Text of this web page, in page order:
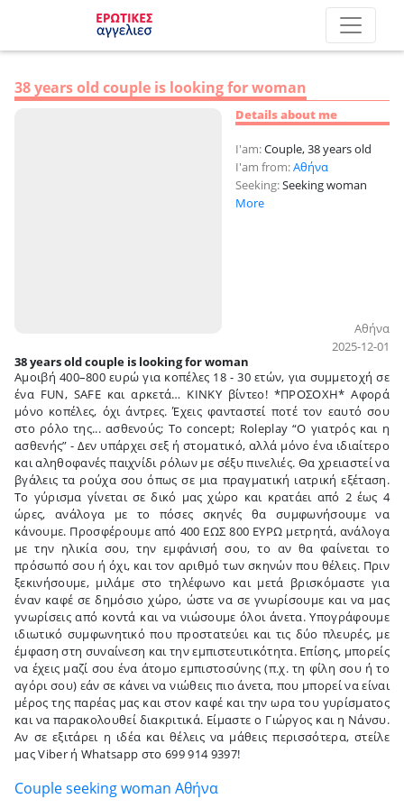
38 years old couple is looking for woman
Details about me
I'am:Couple, 38 years old
I'am from:Αθήνα
Seeking:Seeking woman
More
Αθήνα
2025-12-01
38 years old couple is looking for woman
Αμοιβή 400–800 ευρώ για κοπέλες 18 - 30 ετών, για συμμετοχή σε
ένα FUN, SAFE και αρκετά… KINKY βίντεο! *ΠΡΟΣΟΧΗ* Αφορά
μόνο κοπέλες, όχι άντρες. Έχεις φανταστεί ποτέ τον εαυτό σου
στο ρόλο της... ασθενούς; Το concept; Roleplay “Ο γιατρός και η
ασθενής” - Δεν υπάρχει σεξ ή στοματικό, αλλά μόνο ένα ιδιαίτερο
και αληθοφανές παιχνίδι ρόλων με σέξυ πινελιές. Θα χρειαστεί να
βγάλεις τα ρούχα σου όπως σε μια πραγματική ιατρική εξέταση.
Το γύρισμα γίνεται σε δικό μας χώρο και κρατάει από 2 έως 4
ώρες, ανάλογα με το πόσες σκηνές θα συμφωνήσουμε να
κάνουμε. Προσφέρουμε από 400 ΕΩΣ 800 ΕΥΡΩ μετρητά, ανάλογα
με την ηλικία σου, την εμφάνισή σου, το αν θα φαίνεται το
πρόσωπό σου ή όχι, και τον αριθμό των σκηνών που θέλεις. Πριν
ξεκινήσουμε, μιλάμε στο τηλέφωνο και μετά βρισκόμαστε για
έναν καφέ σε δημόσιο χώρο, ώστε να σε γνωρίσουμε και να μας
γνωρίσεις από κοντά και να νιώσουμε όλοι άνετα. Υπογράφουμε
ιδιωτικό συμφωνητικό που προστατεύει και τις δύο πλευρές, με
έμφαση στη συναίνεση και την εμπιστευτικότητα. Επίσης, μπορείς
να έχεις μαζί σου ένα άτομο εμπιστοσύνης (π.χ. τη φίλη σου ή το
αγόρι σου) εάν σε κάνει να νιώθεις πιο άνετα, που μπορεί να είναι
μέρος της παρέας μας και στον καφέ και την ωρα του γυρίσματος
και να παρακολουθεί διακριτικά. Είμαστε ο Γιώργος και η Νάνσυ.
Αν σε εξιτάρει η ιδέα και θέλεις να μάθεις περισσότερα, στείλε
μας Viber ή Whatsapp στο 699 914 9397!
Couple seeking woman Αθήνα